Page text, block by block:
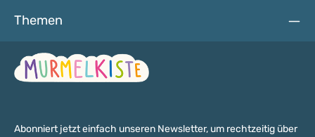
Themen
Abonniert jetzt einfach unseren Newsletter, um rechtzeitig über